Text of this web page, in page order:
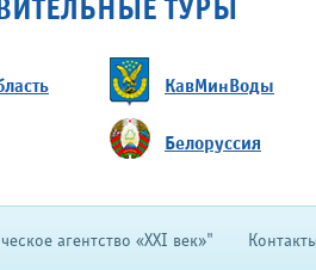
ТУРЫ
КавМинВоды
Белоруссия
агентство «XXI век»"